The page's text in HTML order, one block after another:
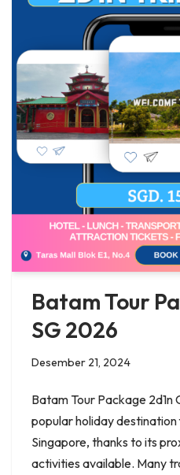
Batam Tour
SG 2026
Desember 21, 2024
Batam Tour Package 2d1n
popular holiday destination
Singapore, thanks to its
activities available. Many